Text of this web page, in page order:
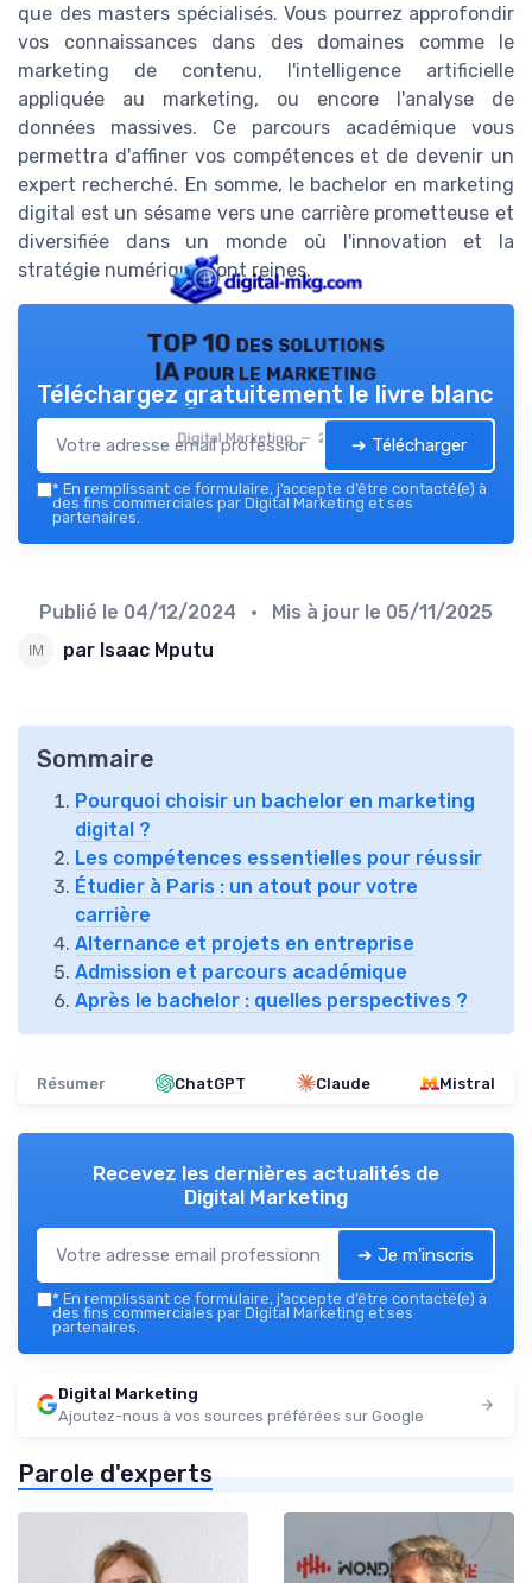
que des masters spécialisés. Vous pourrez approfondir
vos connaissances dans des domaines comme le
marketing de contenu, l'intelligence artificielle
appliquée au marketing, ou encore l'analyse de
données massives. Ce parcours académique vous
permettra d'affiner vos compétences et de devenir un
expert recherché. En somme, le bachelor en marketing
digital est un sésame vers une carrière prometteuse et
diversifiée dans un monde où l'innovation et la
stratégie numérique sont reines.
TOP 10 des solutions
IA pour le marketing
Digital Marketing — 2026
Téléchargez gratuitement le livre blanc
➔ Télécharger
* En remplissant ce formulaire, j’accepte d’être contacté(e) à
des fins commerciales par Digital Marketing et ses
partenaires.
Publié le 04/12/2024 • Mis à jour le 05/11/2025
par Isaac Mputu
Sommaire
Pourquoi choisir un bachelor en marketing
digital ?
Les compétences essentielles pour réussir
Étudier à Paris : un atout pour votre
carrière
Alternance et projets en entreprise
Admission et parcours académique
Après le bachelor : quelles perspectives ?
Résumer ChatGPT Claude Mistral
Recevez les dernières actualités de
Digital Marketing
➔ Je m'inscris
* En remplissant ce formulaire, j’accepte d’être contacté(e) à
des fins commerciales par Digital Marketing et ses
partenaires.
Digital Marketing
Ajoutez-nous à vos sources préférées sur Google
Parole d'experts